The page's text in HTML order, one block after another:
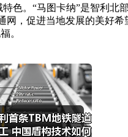
。“马图卡纳”是智利北
，促进当地发展的美好
。